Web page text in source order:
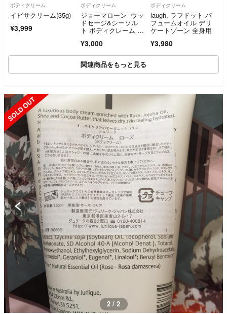
ボディクリーム
イビサクリーム(35g)
¥3,999
ボディクリーム
ジョーマローン ウッ
ドセージ&シーソル
ト ボディクレーム 50
¥3,000
ボディクリーム
laugh. ラフドット パ
フュームオイル デリ
ケートゾーン 全身用
¥3,980
関連商品をもっと見る
2 / 2